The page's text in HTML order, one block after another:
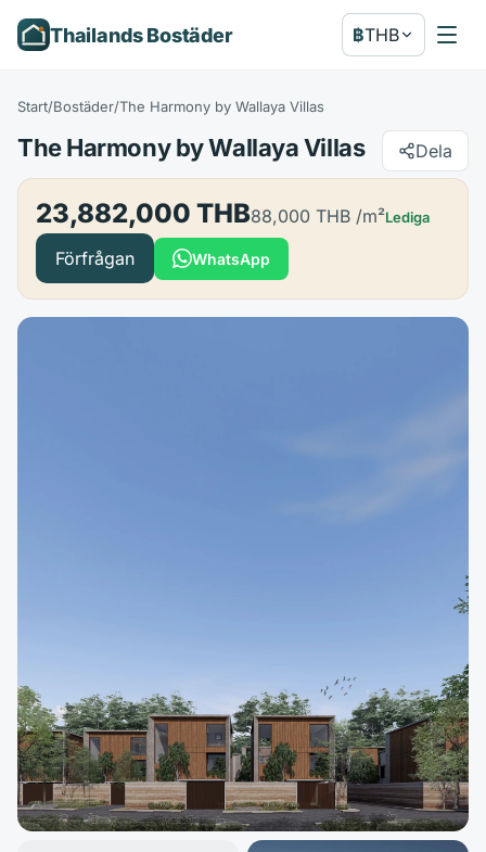
Thailands Bostäder ฿THB
Start/Bostäder/The Harmony by Wallaya Villas
The Harmony by Wallaya Villas Dela
23,882,000 THB88,000 THB /m²Lediga
Förfrågan WhatsApp